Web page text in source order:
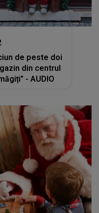
de peste doi
din centrul
- AUDIO